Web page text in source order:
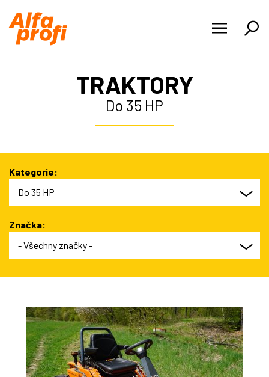
REFERENCE
TRAKTORY
Do 35 HP
Kategorie:
Do 35 HP
Značka:
- Všechny značky -